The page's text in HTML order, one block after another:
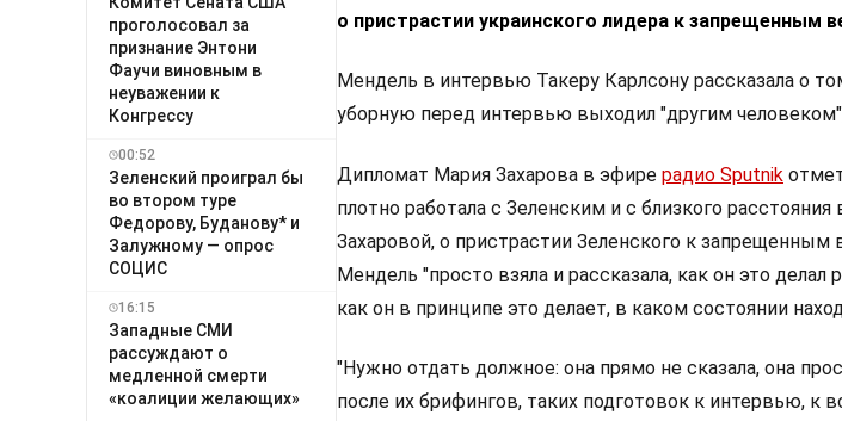
проголосовал за
признание Энтони
Фаучи виновным в
неуважении к
Конгрессу
00:52
Зеленский проиграл бы
во втором туре
Федорову, Буданову* и
Залужному — опрос
СОЦИС
16:15
Западные СМИ
рассуждают о
медленной смерти
«коалиции желающих»
о пристрастии украинского лидера к запрещенным
Мендель в интервью Такеру Карлсону рассказала о
уборную перед интервью выходил "другим
Дипломат Мария Захарова в эфире радио Sputnik
плотно работала с Зеленским и с близкого
Захаровой, о пристрастии Зеленского к запрещенным
Мендель "просто взяла и рассказала, как он это делал
как он в принципе это делает, в каком состоянии
"Нужно отдать должное: она прямо не сказала, она
после их брифингов, таких подготовок к интервью, к